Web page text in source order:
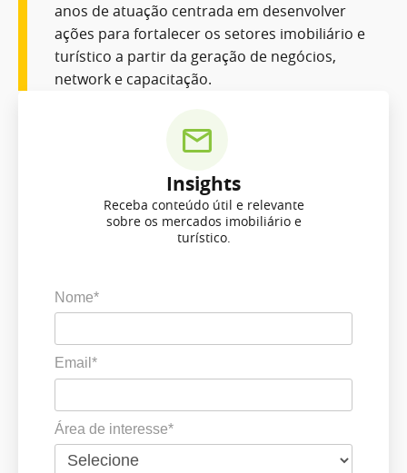
anos de atuação centrada em desenvolver
ações para fortalecer os setores imobiliário e
turístico a partir da geração de negócios,
network e capacitação.
Insights
Receba conteúdo útil e relevante
sobre os mercados imobiliário e
turístico.
Nome*
Email*
Área de interesse*